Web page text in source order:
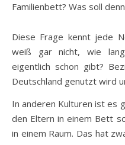
Familienbett? Was soll
Diese Frage kennt jede
weiß gar nicht, wie
eigentlich schon gibt?
Deutschland genutzt wird
In anderen Kulturen ist es
den Eltern in einem Bett
in einem Raum. Das hat